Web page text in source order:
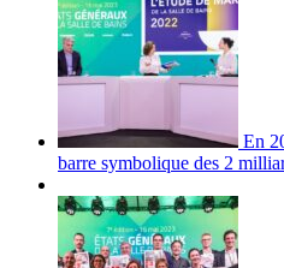
En
barre symbolique des 2